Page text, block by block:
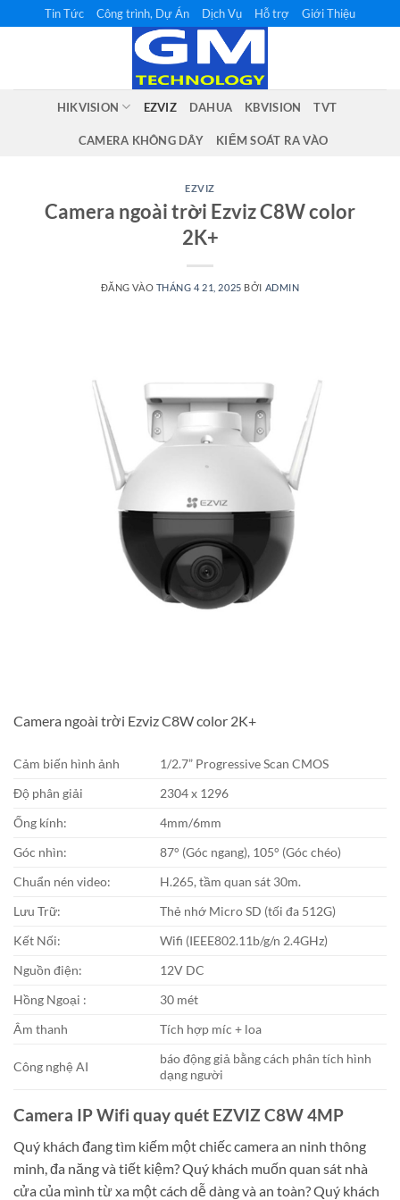
qua
Tin Tức Công trình, Dự Án Dịch Vụ Hỗ trợ Giới Thiệu
HIKVISION EZVIZ DAHUA KBVISION TVT
CAMERA KHÔNG DÂY KIỂM SOÁT RA VÀO
EZVIZ
Camera ngoài trời Ezviz C8W color
2K+
ĐĂNG VÀO THÁNG 4 21, 2025 BỞI ADMIN
Camera ngoài trời Ezviz C8W color 2K+
Cảm biến hình ảnh
1/2.7” Progressive Scan CMOS
Độ phân giải
2304 x 1296
Ống kính:
4mm/6mm
Góc nhìn:
87° (Góc ngang), 105° (Góc chéo)
Chuẩn nén video:
H.265, tầm quan sát 30m.
Lưu Trữ:
Thẻ nhớ Micro SD (tối đa 512G)
Kết Nối:
Wifi (IEEE802.11b/g/n 2.4GHz)
Nguồn điện:
12V DC
Hồng Ngoại :
30 mét
Âm thanh
Tích hợp míc + loa
Công nghệ AI
báo động giả bằng cách phân tích hình
dạng người
Camera IP Wifi quay quét EZVIZ C8W 4MP
Quý khách đang tìm kiếm một chiếc camera an ninh thông
minh, đa năng và tiết kiệm? Quý khách muốn quan sát nhà
cửa của mình từ xa một cách dễ dàng và an toàn? Quý khách